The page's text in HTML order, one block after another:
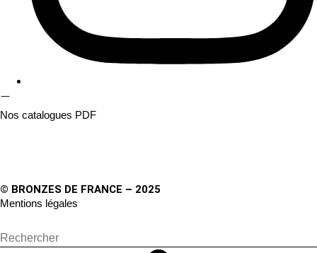
Nos catalogues PDF
© BRONZES DE FRANCE – 2025
Mentions légales